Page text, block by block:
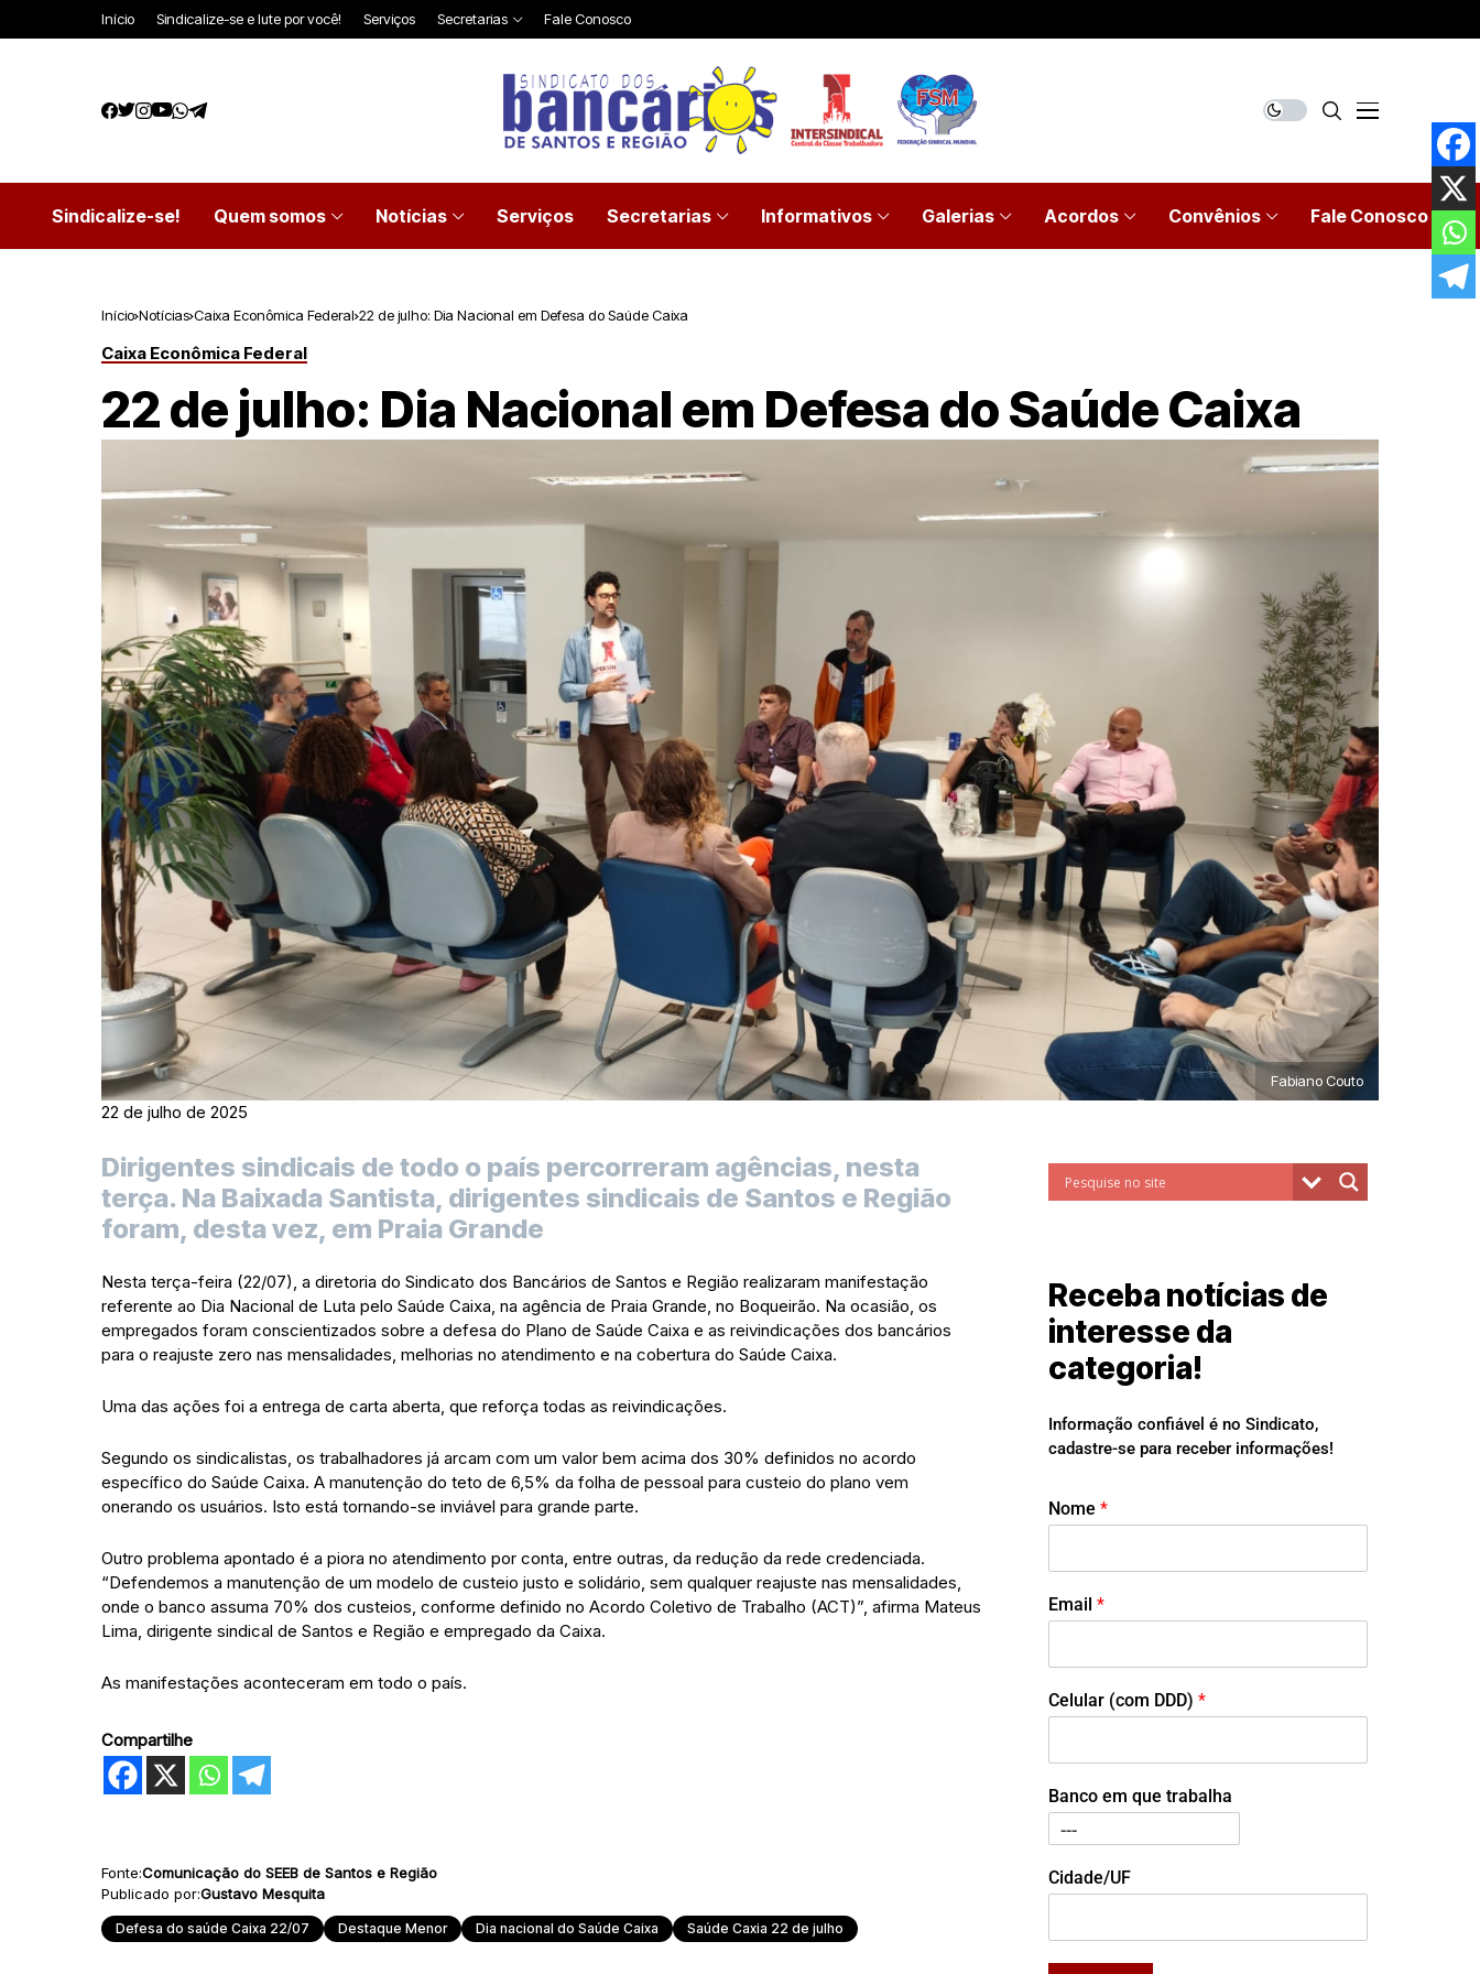
Início Sindicalize-se e lute por você! Serviços Secretarias Fale Conosco
Sindicalize-se! Quem somos Notícias Serviços Secretarias Informativos Galerias Acordos Convênios Fale Conosco
Início Notícias Caixa Econômica Federal 22 de julho: Dia Nacional em Defesa do Saúde Caixa
Caixa Econômica Federal
22 de julho: Dia Nacional em Defesa do Saúde Caixa
Fabiano Couto
22 de julho de 2025
Dirigentes sindicais de todo o país percorreram agências, nesta
terça. Na Baixada Santista, dirigentes sindicais de Santos e Região
foram, desta vez, em Praia Grande
Nesta terça-feira (22/07), a diretoria do Sindicato dos Bancários de Santos e Região realizaram manifestação
referente ao Dia Nacional de Luta pelo Saúde Caixa, na agência de Praia Grande, no Boqueirão. Na ocasião, os
empregados foram conscientizados sobre a defesa do Plano de Saúde Caixa e as reivindicações dos bancários
para o reajuste zero nas mensalidades, melhorias no atendimento e na cobertura do Saúde Caixa.
Uma das ações foi a entrega de carta aberta, que reforça todas as reivindicações.
Segundo os sindicalistas, os trabalhadores já arcam com um valor bem acima dos 30% definidos no acordo
específico do Saúde Caixa. A manutenção do teto de 6,5% da folha de pessoal para custeio do plano vem
onerando os usuários. Isto está tornando-se inviável para grande parte.
Outro problema apontado é a piora no atendimento por conta, entre outras, da redução da rede credenciada.
“Defendemos a manutenção de um modelo de custeio justo e solidário, sem qualquer reajuste nas mensalidades,
onde o banco assuma 70% dos custeios, conforme definido no Acordo Coletivo de Trabalho (ACT)”, afirma Mateus
Lima, dirigente sindical de Santos e Região e empregado da Caixa.
As manifestações aconteceram em todo o país.
Compartilhe
Fonte:Comunicação do SEEB de Santos e Região
Publicado por:Gustavo Mesquita
Defesa do saúde Caixa 22/07 Destaque Menor Dia nacional do Saúde Caixa Saúde Caxia 22 de julho
Receba notícias de
interesse da
categoria!
Informação confiável é no Sindicato,
cadastre-se para receber informações!
Nome *
Email *
Celular (com DDD) *
Banco em que trabalha
Cidade/UF